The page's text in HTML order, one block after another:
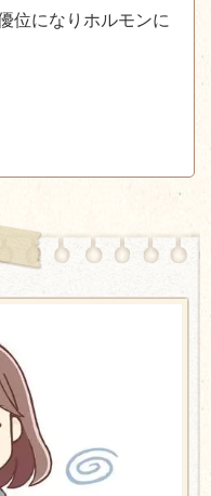
になりホルモンに